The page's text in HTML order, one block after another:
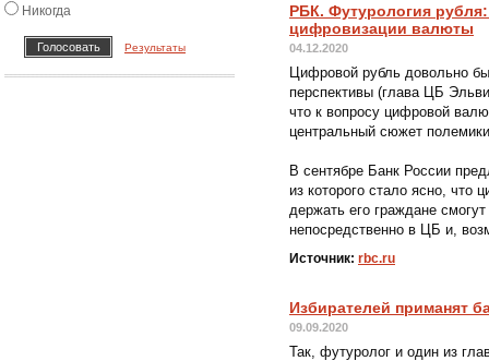
Никогда
Результаты
РБК. Футурология
цифровизации валюты
04.12.2020
Цифровой рубль довольно
перспективы (глава ЦБ
что к вопросу цифровой
центральный сюжет
В сентябре Банк России
из которого стало ясно, что
держать его граждане
непосредственно в ЦБ и,
Источник: rbc.ru
Избирателей приманят
09.09.2020
Так, футуролог и один из